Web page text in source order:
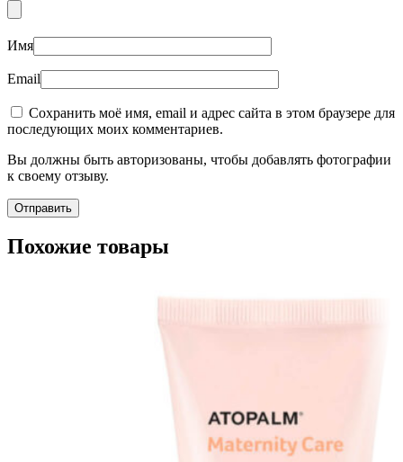
Имя
Email
Сохранить моё имя, email и адрес сайта в этом браузере для
последующих моих комментариев.
Вы должны быть авторизованы, чтобы добавлять фотографии
к своему отзыву.
Похожие товары